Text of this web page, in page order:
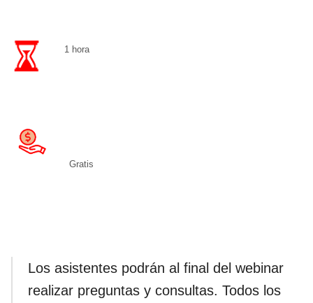
1 hora
Gratis
Los asistentes podrán al final del webinar
realizar preguntas y consultas. Todos los